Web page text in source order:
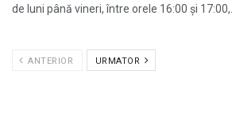
de luni până vineri, între orele 16:00 și 17:00,...
ANTERIOR URMATOR